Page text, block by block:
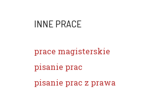
INNE PRACE
prace magisterskie
pisanie prac
pisanie prac z prawa